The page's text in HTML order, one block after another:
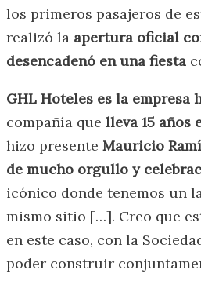
los primeros pasajeros de
realizó la apertura oficial
desencadenó en una fiesta
GHL Hoteles es la
compañía que lleva 15 años
hizo presente Mauricio
de mucho orgullo y
icónico donde tenemos un
mismo sitio […]. Creo que
en este caso, con la
poder construir